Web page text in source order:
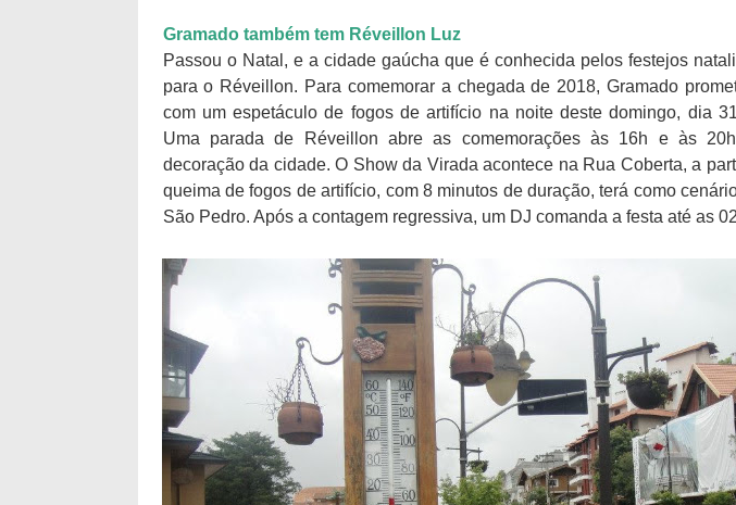
Gramado também tem Réveillon Luz
Passou o Natal, e a cidade gaúcha que é conhecida pelos festejos
para o Réveillon. Para comemorar a chegada de 2018, Gramado
com um espetáculo de fogos de artifício na noite deste domingo, dia
Uma parada de Réveillon abre as comemorações às 16h e às
decoração da cidade. O Show da Virada acontece na Rua Coberta, a
queima de fogos de artifício, com 8 minutos de duração, terá como
São Pedro. Após a contagem regressiva, um DJ comanda a festa até as